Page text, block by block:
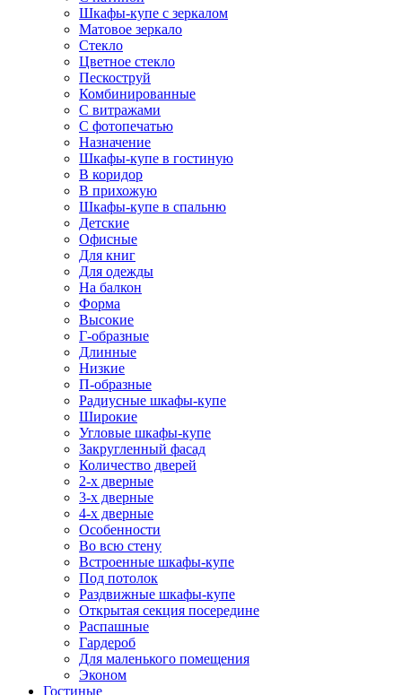
Шкафы-купе с зеркалом
Матовое зеркало
Стекло
Цветное стекло
Пескоструй
Комбинированные
С витражами
С фотопечатью
Назначение
Шкафы-купе в гостиную
В коридор
В прихожую
Шкафы-купе в спальню
Детские
Офисные
Для книг
Для одежды
На балкон
Форма
Высокие
Г-образные
Длинные
Низкие
П-образные
Радиусные шкафы-купе
Широкие
Угловые шкафы-купе
Закругленный фасад
Количество дверей
2-х дверные
3-х дверные
4-х дверные
Особенности
Во всю стену
Встроенные шкафы-купе
Под потолок
Раздвижные шкафы-купе
Открытая секция посередине
Распашные
Гардероб
Для маленького помещения
Эконом
Гостиные